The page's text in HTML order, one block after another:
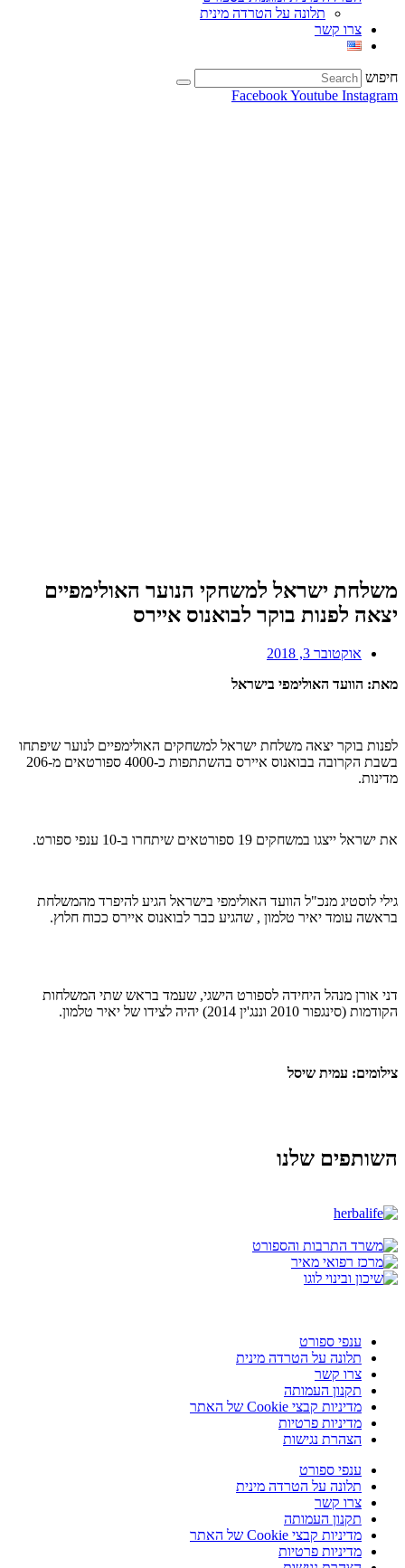
תלונה על הטרדה מינית
צרו קשר
חיפוש
FacebookYoutube Instagram
משלחת ישראל למשחקי הנוער האולימפיים
יצאה לפנות בוקר לבואנוס איירס
אוקטובר 3, 2018
מאת: הוועד האולימפי בישראל
לפנות בוקר יצאה משלחת ישראל למשחקים האולימפיים לנוער שיפתחו
בשבת הקרובה בבואנוס איירס בהשתתפות כ-4000 ספורטאים מ-206
מדינות.
את ישראל ייצגו במשחקים 19 ספורטאים שיתחרו ב-10 ענפי ספורט.
גילי לוסטיג מנכ"ל הוועד האולימפי בישראל הגיע להיפרד מהמשלחת
בראשה עומד יאיר טלמון , שהגיע כבר לבואנוס איירס ככוח חלוץ.
דני אורן מנהל היחידה לספורט הישגי, שעמד בראש שתי המשלחות
הקודמות (סינגפור 2010 וננג'ין 2014) יהיה לצידו של יאיר טלמון.
צילומים: עמית שיסל
השותפים שלנו
ענפי ספורט
תלונה על הטרדה מינית
צרו קשר
תקנון העמותה
מדיניות קבצי Cookie של האתר
מדיניות פרטיות
הצהרת נגישות
ענפי ספורט
תלונה על הטרדה מינית
צרו קשר
תקנון העמותה
מדיניות קבצי Cookie של האתר
מדיניות פרטיות